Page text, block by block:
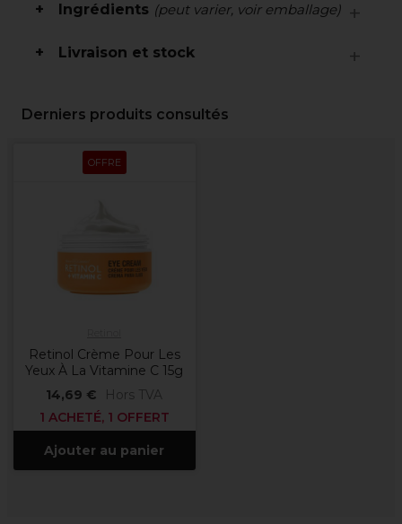
Ingrédients (peut varier, voir emballage)
Livraison et stock
Derniers produits consultés
OFFRE
Retinol Crème Pour Les
Yeux À La Vitamine C 15g
14,69 €
Hors TVA
1 ACHETÉ, 1 OFFERT
Ajouter au panier